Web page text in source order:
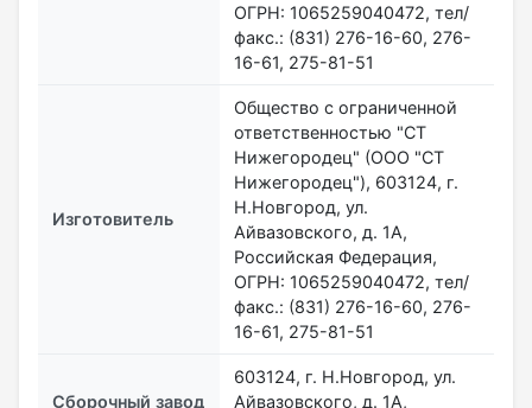
ОГРН: 1065259040472, тел/
факс.: (831) 276-16-60, 276-
16-61, 275-81-51
Изготовитель
Общество с ограниченной
ответственностью "СТ
Нижегородец" (ООО "СТ
Нижегородец"), 603124, г.
Н.Новгород, ул.
Айвазовского, д. 1А,
Российская Федерация,
ОГРН: 1065259040472, тел/
факс.: (831) 276-16-60, 276-
16-61, 275-81-51
Сборочный завод
603124, г. Н.Новгород, ул.
Айвазовского, д. 1А,